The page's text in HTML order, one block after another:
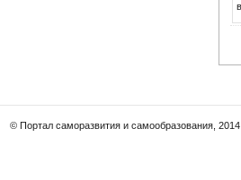
© Портал саморазвития и самообразования, 2014